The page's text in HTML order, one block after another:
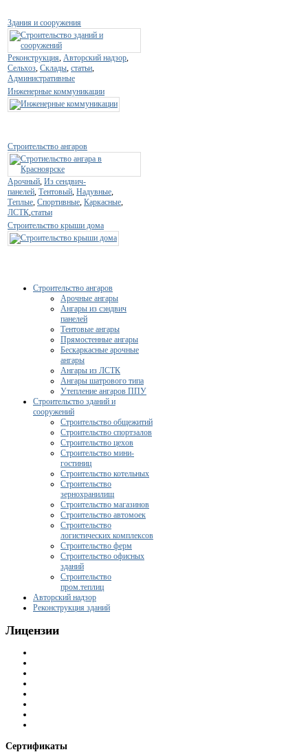
Здания и сооружения
Реконструкция Авторский надзор
Сельхоз Склады статьи
Административные
Инженерные коммуникации
Строительство ангаров
Арочный Из сендвич-
панелей Тентовый Надувные
Теплые Спортивные Каркасные
ЛСТК статьи
Строительство крыши дома
Строительство ангаров
Арочные ангары
Ангары из сэндвич
панелей
Тентовые ангары
Прямостенные ангары
Бескаркасные арочные
ангары
Ангары из ЛСТК
Ангары шатрового типа
Утепление ангаров ППУ
Строительство зданий и
сооружений
Строительство общежитий
Строительство спортзалов
Строительство цехов
Строительство мини-
гостиниц
Строительство котельных
Строительство
зернохранилищ
Строительство магазинов
Строительство автомоек
Строительство
логистических комплексов
Строительство ферм
Строительство офисных
зданий
Строительство
пром.теплиц
Авторский надзор
Реконструкция зданий
Лицензии
Сертификаты